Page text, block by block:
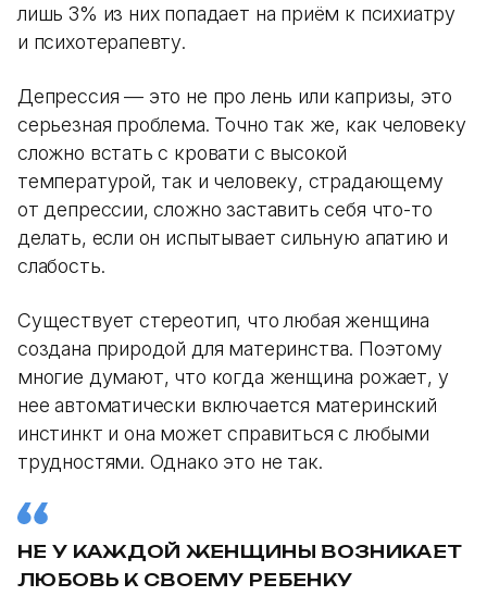
лишь 3% из них попадает на приём к психиатру
и психотерапевту.
Депрессия — это не про лень или капризы, это
серьезная проблема. Точно так же, как человеку
сложно встать с кровати с высокой
температурой, так и человеку, страдающему
от депрессии, сложно заставить себя что-то
делать, если он испытывает сильную апатию и
слабость.
Существует стереотип, что любая женщина
создана природой для материнства. Поэтому
многие думают, что когда женщина рожает, у
нее автоматически включается материнский
инстинкт и она может справиться с любыми
трудностями. Однако это не так.
НЕ У КАЖДОЙ ЖЕНЩИНЫ ВОЗНИКАЕТ
ЛЮБОВЬ К СВОЕМУ РЕБЕНКУ